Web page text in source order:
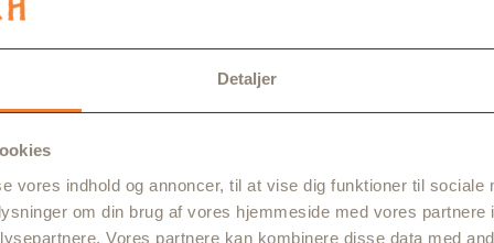
Detaljer
vores indhold og annoncer, til at vise dig funktioner til sociale
om din brug af vores hjemmeside med vores partnere
Vores partnere kan kombinere disse data med
BJERGEMARCHEN
d. 16. maj 2026
LÆS MERE HER
SKJOLDUNGE
LÆS MERE HER